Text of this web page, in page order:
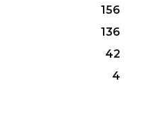
156
136
42
4